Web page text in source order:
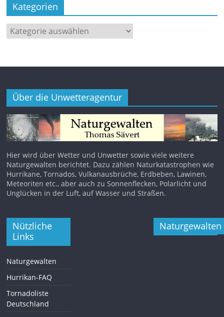
Kategorien
Kategorien
Über die Unwetteragentur
Hier wird über Wetter und Unwetter sowie viele weitere
Naturgewalten berichtet. Dazu zählen Naturkatastrophen wie
Hurrikane, Tornados, Vulkanausbrüche, Erdbeben, Lawinen,
Meteoriten etc., aber auch zu Sonnenflecken, Polarlicht und
Unglücken in der Luft, auf Wasser und Straßen.
Nützliche
Links
Naturgewalten
Hurrikan-FAQ
Tornadoliste
Deutschland
Naturgewalten